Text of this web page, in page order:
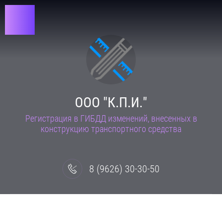
ООО "К.П.И."
Регистрация в ГИБДД изменений, внесенных в
конструкцию транспортного средства
8 (9626) 30-30-50